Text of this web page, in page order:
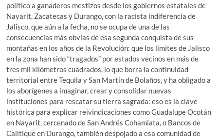
político a ganaderos mestizos desde los gobiernos estatales de
Nayarit, Zacatecas y Durango, con la racista indiferencia de
Jalisco, que aún a la fecha, no se ocupa de una de las
consecuencias más obvias de esa segunda conquista de sus
montañas en los años de la Revolución: que los límites de Jalisco
en la zona han sido “tragados” por estados vecinos en más de
tres mil kilómetros cuadrados, lo que borra la continuidad
territorial entre Tequila y San Martín de Bolaños, y ha obligado a
los aborígenes a imaginar, crear y consolidar nuevas
instituciones para rescatar su tierra sagrada: eso es la clave
histórica para explicar reivindicaciones como Guadalupe Ocotán
en Nayarit, cercenado de San Andrés Cohamiata, o Bancos de
Calitique en Durango, también despojado a esa comunidad de